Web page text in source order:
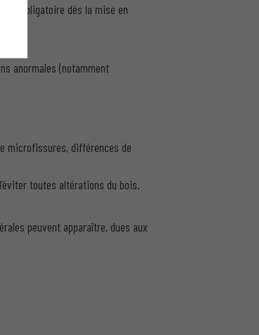
obligatoire dès la mise en
anormales (notamment
microfissures, différences de
toutes altérations du bois.
peuvent apparaître, dues aux